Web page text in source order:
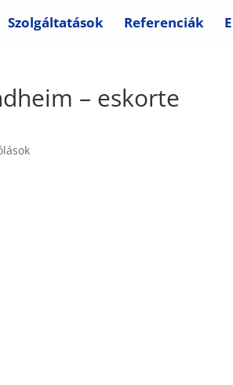
Szolgáltatások Referenciák
– eskorte